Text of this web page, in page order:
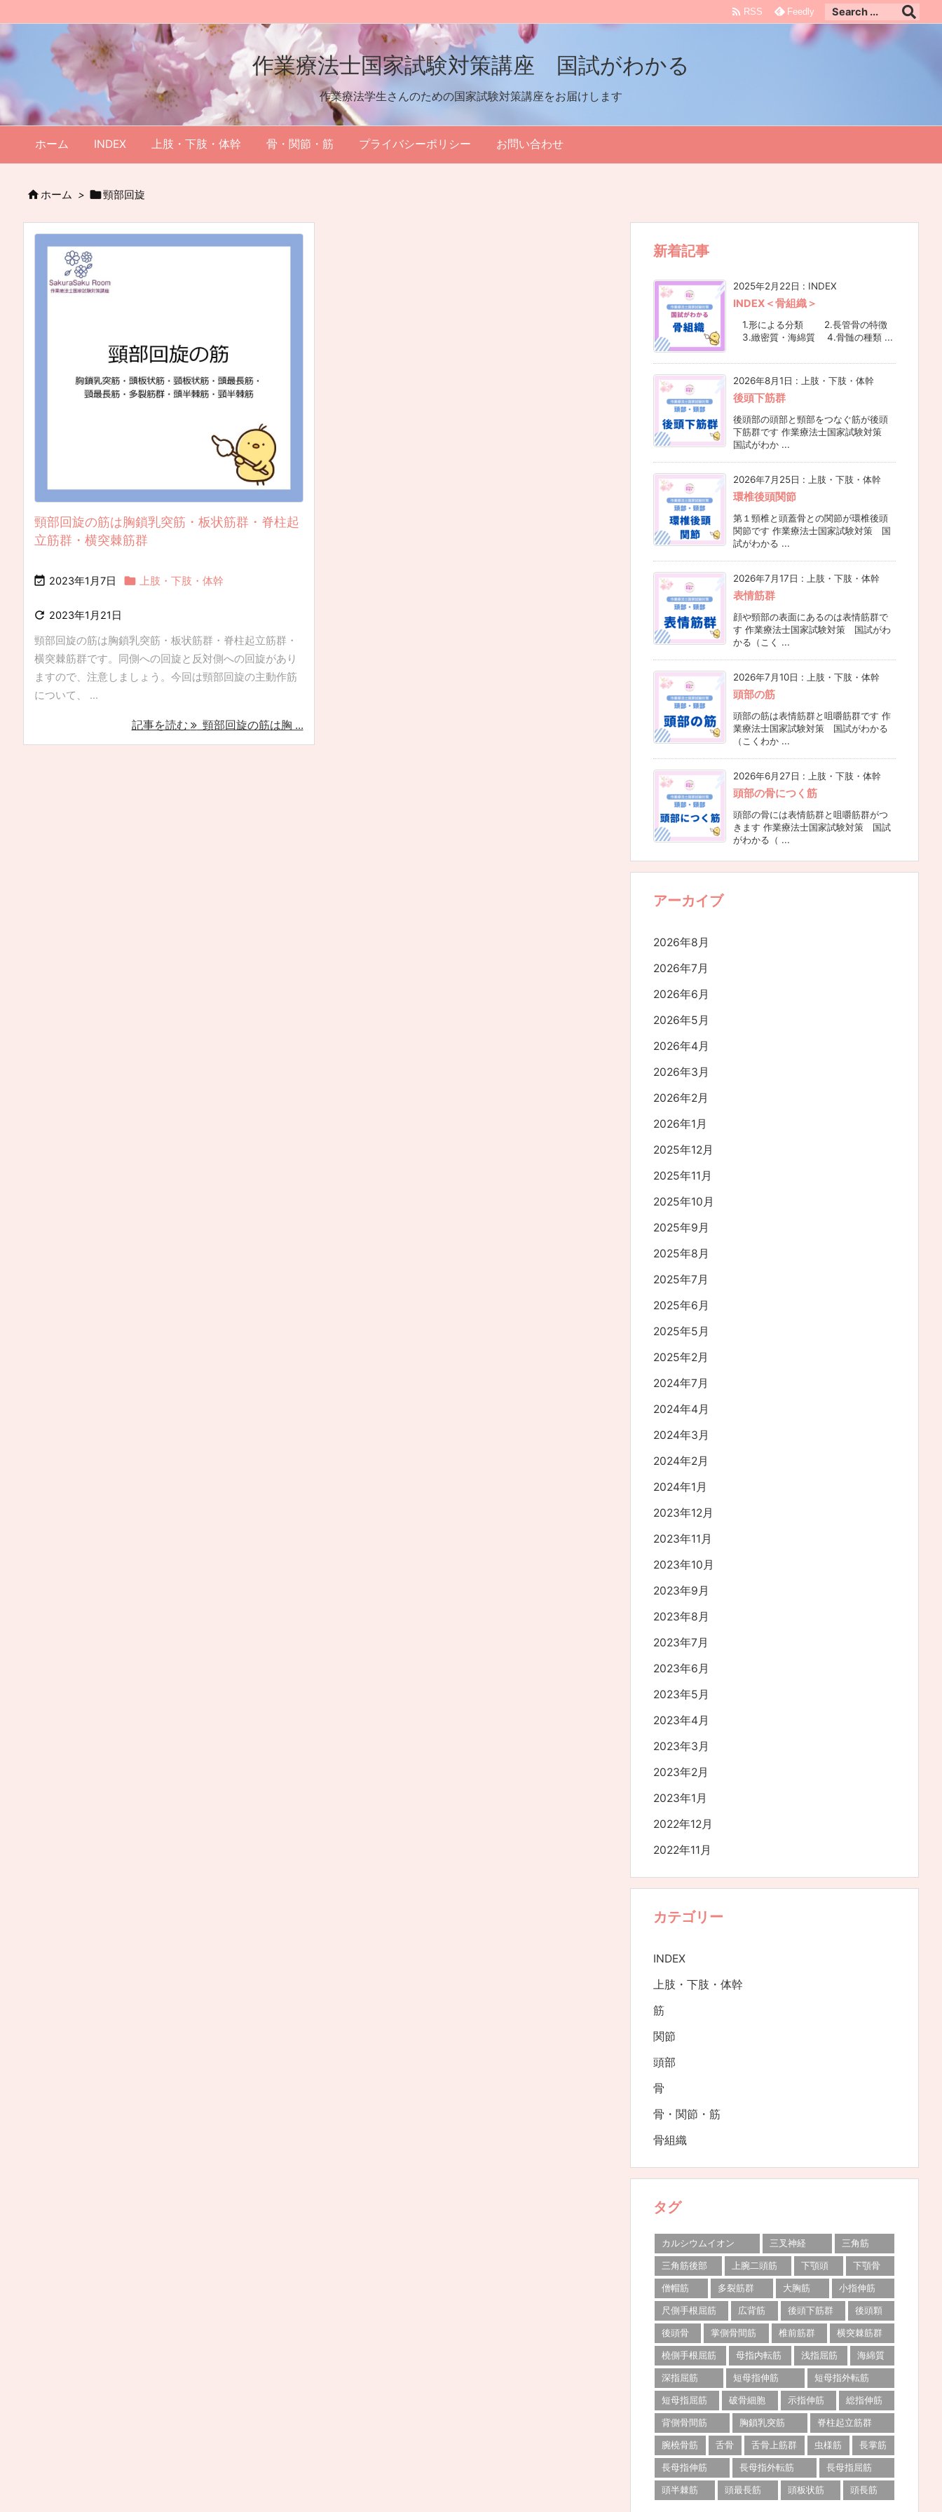
作業療法士国家試験対策講座 国試がわかる
作業療法学生さんのための国家試験対策講座をお届けします
ホーム INDEX 上肢・下肢・体幹 骨・関節・筋 プライバシーポリシー お問い合わせ
 RSS Feedly
ホーム > 頸部回旋
頸部回旋の筋は胸鎖乳突筋・板状筋群・脊柱起
立筋群・横突棘筋群
 2023年1月7日  上肢・下肢・体幹
 2023年1月21日
頸部回旋の筋は胸鎖乳突筋・板状筋群・脊柱起立筋群・
横突棘筋群です。同側への回旋と反対側への回旋があり
ますので、注意しましょう。今回は頸部回旋の主動作筋
について、 ...
記事を読む 頸部回旋の筋は胸 ...
新着記事
2025年2月22日 : INDEX
INDEX＜骨組織＞
1.形による分類 2.長管骨の特徴
3.緻密質・海綿質 4.骨髄の種類 ...
2026年8月1日 : 上肢・下肢・体幹
後頭下筋群
後頭部の頭部と頸部をつなぐ筋が後頭
下筋群です 作業療法士国家試験対策
国試がわか ...
2026年7月25日 : 上肢・下肢・体幹
環椎後頭関節
第１頸椎と頭蓋骨との関節が環椎後頭
関節です 作業療法士国家試験対策 国
試がわかる ...
2026年7月17日 : 上肢・下肢・体幹
表情筋群
顔や頸部の表面にあるのは表情筋群で
す 作業療法士国家試験対策 国試がわ
かる（こく ...
2026年7月10日 : 上肢・下肢・体幹
頭部の筋
頭部の筋は表情筋群と咀嚼筋群です 作
業療法士国家試験対策 国試がわかる
（こくわか ...
2026年6月27日 : 上肢・下肢・体幹
頭部の骨につく筋
頭部の骨には表情筋群と咀嚼筋群がつ
きます 作業療法士国家試験対策 国試
がわかる（ ...
アーカイブ
2026年8月
2026年7月
2026年6月
2026年5月
2026年4月
2026年3月
2026年2月
2026年1月
2025年12月
2025年11月
2025年10月
2025年9月
2025年8月
2025年7月
2025年6月
2025年5月
2025年2月
2024年7月
2024年4月
2024年3月
2024年2月
2024年1月
2023年12月
2023年11月
2023年10月
2023年9月
2023年8月
2023年7月
2023年6月
2023年5月
2023年4月
2023年3月
2023年2月
2023年1月
2022年12月
2022年11月
カテゴリー
INDEX
上肢・下肢・体幹
筋
関節
頭部
骨
骨・関節・筋
骨組織
タグ
カルシウムイオン 三叉神経
三角筋
三角筋後部
上腕二頭筋 下顎頭
下顎骨
僧帽筋
多裂筋群 大胸筋
小指伸筋
尺側手根屈筋
広背筋 後頭下筋群
後頭顆
後頭骨
掌側骨間筋 椎前筋群
横突棘筋群
橈側手根屈筋
母指内転筋 浅指屈筋
海綿質
深指屈筋
短母指伸筋
短母指外転筋
短母指屈筋
破骨細胞 示指伸筋
総指伸筋
背側骨間筋
胸鎖乳突筋
脊柱起立筋群
腕橈骨筋
舌骨 舌骨上筋群 虫様筋
長掌筋
長母指伸筋
長母指外転筋
長母指屈筋
頭半棘筋
頭最長筋 頭板状筋 頭長筋